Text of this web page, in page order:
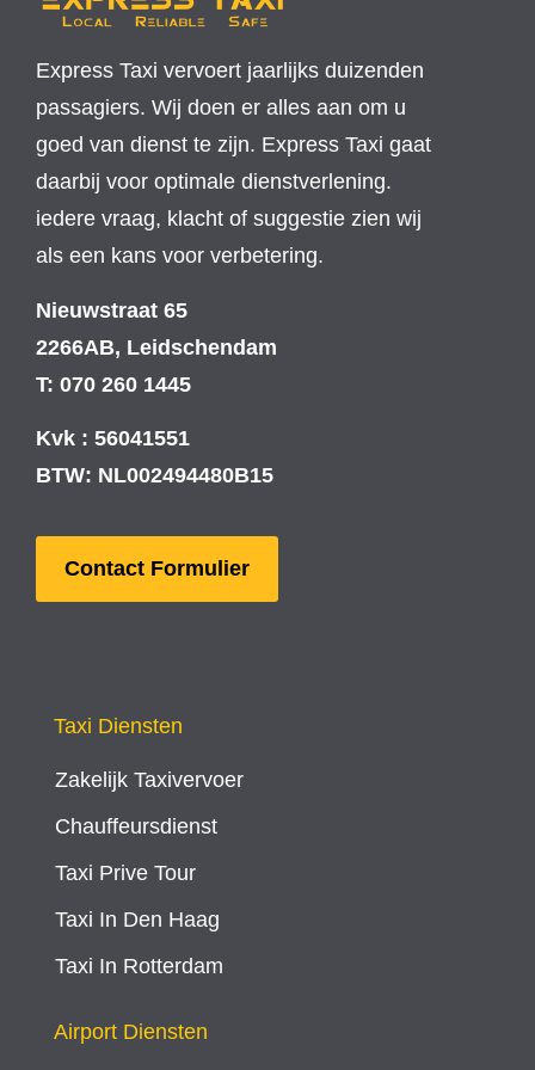
Express Taxi vervoert jaarlijks duizenden
passagiers. Wij doen er alles aan om u
goed van dienst te zijn. Express Taxi gaat
daarbij voor optimale dienstverlening.
iedere vraag, klacht of suggestie zien wij
als een kans voor verbetering.
Nieuwstraat 65
2266AB, Leidschendam
T: 070 260 1445
Kvk : 56041551
BTW: NL002494480B15
Contact Formulier
Taxi Diensten
Zakelijk Taxivervoer
Chauffeursdienst
Taxi Prive Tour
Taxi In Den Haag
Taxi In Rotterdam
Airport Diensten